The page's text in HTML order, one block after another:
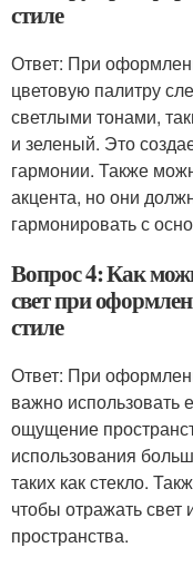
стиле
Ответ: При
цветовую палитру
светлыми тонами,
и зеленый. Это
гармонии. Также
акцента, но они
гармонировать с
Вопрос 4: Как
свет при
стиле
Ответ: При
важно использовать
ощущение
использования
таких как стекло.
чтобы отражать
пространства.